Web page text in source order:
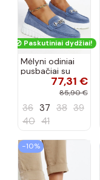
Paskutiniai dydžiai!
Mėlyni odiniai
pusbačiai su
dekoratyvine
sagtimi Taija
77,31 €
85,90 €
36 37 38 39
40 41
−10%